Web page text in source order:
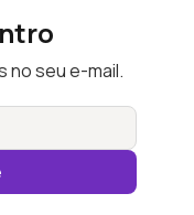
no seu e-mail.